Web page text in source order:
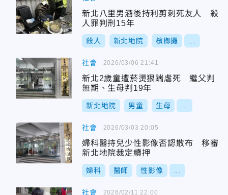
新北八里男酒後持利剪刺死友人 殺
人罪判刑15年
殺人 新北地院 檳榔攤
社會
新北2歲童遭菸燙狠踹虐死 繼父判
無期、生母判19年
新北地院 男童 生母
2026/03/06 21:41
社會
婦科醫持兒少性影像否認散布 移審
新北地院裁定續押
婦科 醫師 性影像
2026/03/03 20:05
社會 2026/02/11 22:00